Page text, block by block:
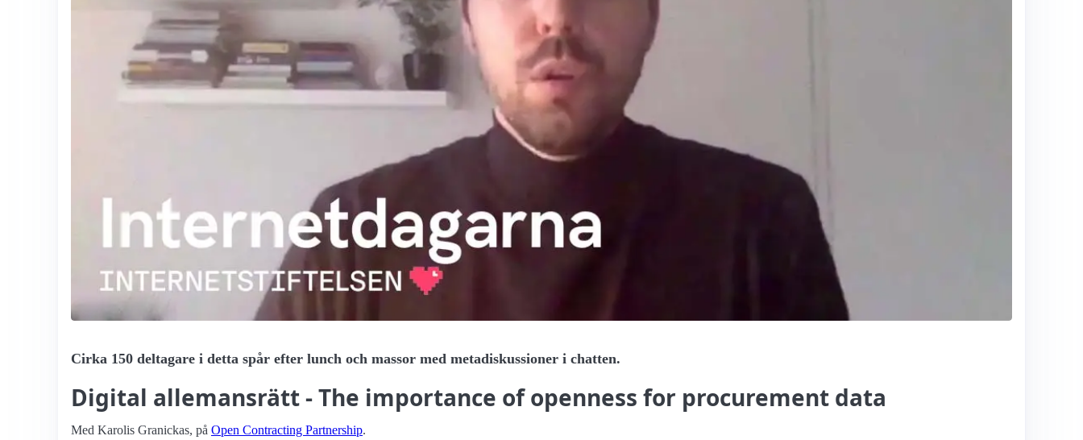
Cirka 150 deltagare i detta spår efter lunch och massor med metadiskussioner i chatten.
Digital allemansrätt - The importance of openness for procurement data
Med Karolis Granickas, på Open Contracting Partnership.